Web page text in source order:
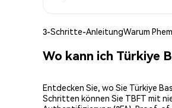
3-Schritte-AnleitungWarum
Wo kann ich Türkiye
Entdecken Sie, wo Sie Türkiye
Schritten können Sie TBFT mit